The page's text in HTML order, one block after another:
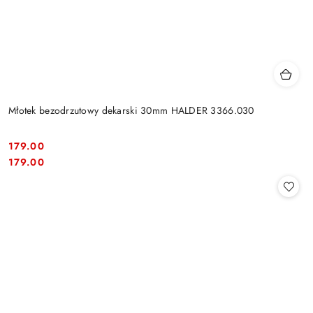
Młotek bezodrzutowy dekarski 30mm HALDER 3366.030
Cena:
179.00
Cena:
179.00